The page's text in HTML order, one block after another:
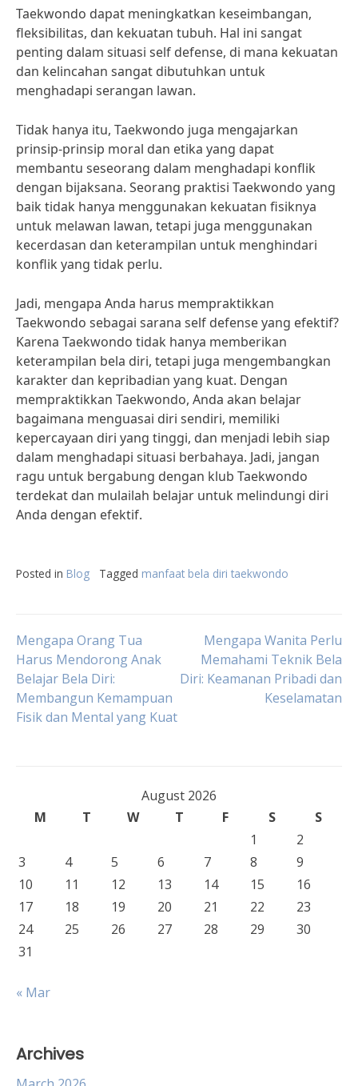
Taekwondo dapat meningkatkan keseimbangan,
fleksibilitas, dan kekuatan tubuh. Hal ini sangat
penting dalam situasi self defense, di mana kekuatan
dan kelincahan sangat dibutuhkan untuk
menghadapi serangan lawan.
Tidak hanya itu, Taekwondo juga mengajarkan
prinsip-prinsip moral dan etika yang dapat
membantu seseorang dalam menghadapi konflik
dengan bijaksana. Seorang praktisi Taekwondo yang
baik tidak hanya menggunakan kekuatan fisiknya
untuk melawan lawan, tetapi juga menggunakan
kecerdasan dan keterampilan untuk menghindari
konflik yang tidak perlu.
Jadi, mengapa Anda harus mempraktikkan
Taekwondo sebagai sarana self defense yang efektif?
Karena Taekwondo tidak hanya memberikan
keterampilan bela diri, tetapi juga mengembangkan
karakter dan kepribadian yang kuat. Dengan
mempraktikkan Taekwondo, Anda akan belajar
bagaimana menguasai diri sendiri, memiliki
kepercayaan diri yang tinggi, dan menjadi lebih siap
dalam menghadapi situasi berbahaya. Jadi, jangan
ragu untuk bergabung dengan klub Taekwondo
terdekat dan mulailah belajar untuk melindungi diri
Anda dengan efektif.
Posted in Blog Tagged manfaat bela diri taekwondo
Post
navigation
Mengapa Orang Tua
Harus Mendorong Anak
Belajar Bela Diri:
Membangun Kemampuan
Fisik dan Mental yang Kuat
Mengapa Wanita Perlu
Memahami Teknik Bela
Diri: Keamanan Pribadi dan
Keselamatan
August 2026
M
T W T F S
S
1
2
3
4 5 6 7 8
9
10
11 12 13 14 15
16
17
18 19 20 21 22
23
24
25 26 27 28 29
30
31
« Mar
Archives